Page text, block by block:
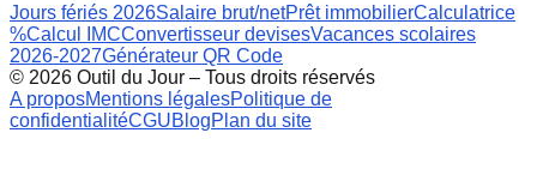
Jours fériés 2026Salaire brut/netPrêt immobilierCalculatrice
%Calcul IMCConvertisseur devisesVacances scolaires
2026-2027Générateur QR Code
© 2026 Outil du Jour – Tous droits réservés
A proposMentions légalesPolitique de
confidentialitéCGUBlogPlan du site